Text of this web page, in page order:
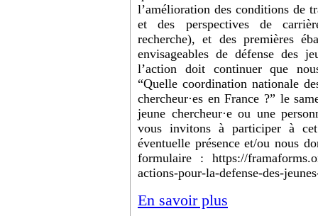
l’amélioration des conditions de
et des perspectives de
recherche), et des premières
envisageables de défense des
l’action doit continuer que
“Quelle coordination nationale
chercheur·es en France ?” le
jeune chercheur·e ou une
vous invitons à participer à
éventuelle présence et/ou nous
formulaire : https://
actions-pour-la-defense-des-
En savoir plus